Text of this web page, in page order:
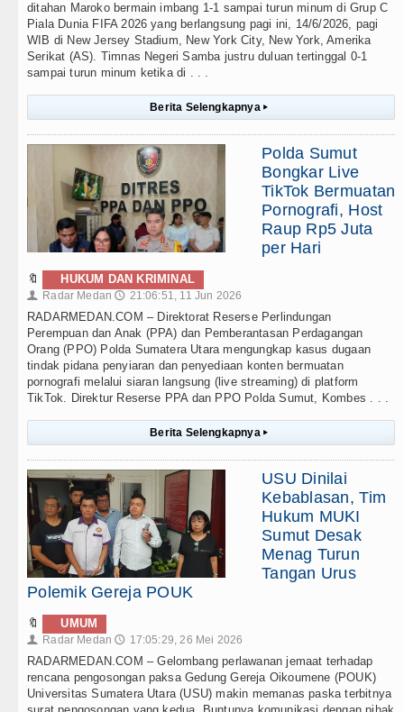
ditahan Maroko bermain imbang 1-1 sampai turun minum di Grup C
Piala Dunia FIFA 2026 yang berlangsung pagi ini, 14/6/2026, pagi
WIB di New Jersey Stadium, New York City, New York, Amerika
Serikat (AS). Timnas Negeri Samba justru duluan tertinggal 0-1
sampai turun minum ketika di . . .
Berita Selengkapnya ▸
Polda Sumut
Bongkar Live
TikTok Bermuatan
Pornografi, Host
Raup Rp5 Juta
per Hari
🔖 HUKUM DAN KRIMINAL
👤 Radar Medan 🕔 21:06:51, 11 Jun 2026
RADARMEDAN.COM – Direktorat Reserse Perlindungan
Perempuan dan Anak (PPA) dan Pemberantasan Perdagangan
Orang (PPO) Polda Sumatera Utara mengungkap kasus dugaan
tindak pidana penyiaran dan penyediaan konten bermuatan
pornografi melalui siaran langsung (live streaming) di platform
TikTok. Direktur Reserse PPA dan PPO Polda Sumut, Kombes . . .
Berita Selengkapnya ▸
USU Dinilai
Kebablasan, Tim
Hukum MUKI
Sumut Desak
Menag Turun
Tangan Urus
Polemik Gereja POUK
🔖 UMUM
👤 Radar Medan 🕔 17:05:29, 26 Mei 2026
RADARMEDAN.COM – Gelombang perlawanan jemaat terhadap
rencana pengosongan paksa Gedung Gereja Oikoumene (POUK)
Universitas Sumatera Utara (USU) makin memanas paska terbitnya